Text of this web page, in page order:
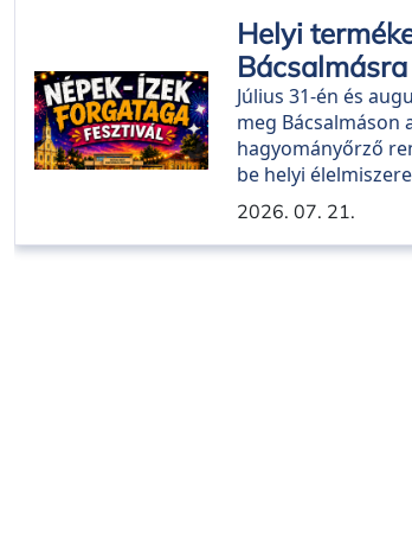
Helyi
Bácsalmásra
Július 31-én és
meg Bácsalmáson
hagyományőrző
be helyi
2026. 07. 21.